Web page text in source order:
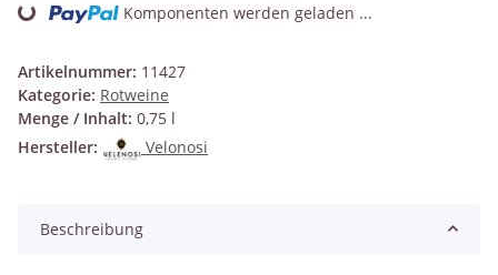
Loading... Komponenten werden geladen ...
Artikelnummer: 11427
Kategorie: Rotweine
Menge / Inhalt: 0,75 l
Hersteller:
Velonosi
Beschreibung